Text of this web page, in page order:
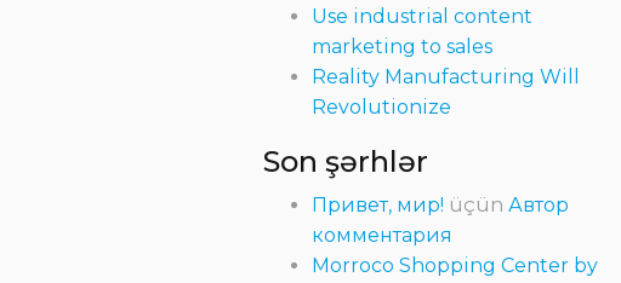
Use industrial content
marketing to sales
Reality Manufacturing Will
Revolutionize
Son şərhlər
Привет, мир! üçün Автор
комментария
Morroco Shopping Center by